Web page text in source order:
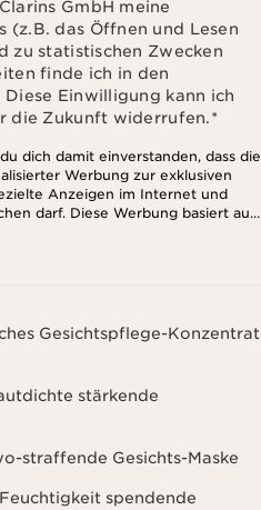
GmbH meine
(z.B. das Öffnen und Lesen
zu statistischen Zwecken
finde ich in den
Einwilligung kann ich
die Zukunft widerrufen.*
dich damit einverstanden, dass die
Werbung zur exklusiven
Anzeigen im Internet und
darf. Diese Werbung basiert auf
mit Clarins anfallen,
du zu, dass die Clarins GmbH
mit dem Newsletter
E-Mails) erfassen und zu
darf. Weitere Informationen
Diese Einwilligung
Gesichtspflege-Konzentrat
stärkende
straffende Gesichts-Maske
spendende